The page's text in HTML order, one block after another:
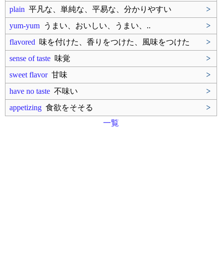
plain 平凡な、単純な、平易な、分かりやすい
>
yum-yum うまい、おいしい、うまい、..
>
flavored 味を付けた、香りをつけた、風味をつけた
>
sense of taste 味覚
>
sweet flavor甘味
>
have no taste 不味い
>
appetizing 食欲をそそる
>
一覧